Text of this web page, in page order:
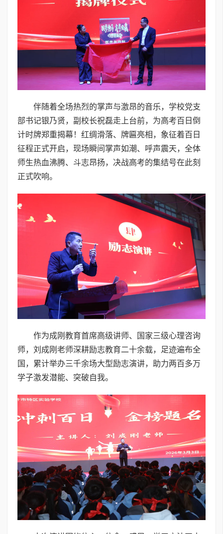
伴随着全场热烈的掌声与激昂的音乐，学校党支
部书记银乃贤，副校长祝磊走上台前，为高考百日倒
计时牌郑重揭幕！红绸滑落、牌匾亮相，象征着百日
征程正式开启，现场瞬间掌声如潮、呼声震天，全体
师生热血沸腾、斗志昂扬，决战高考的集结号在此刻
正式吹响。
作为成刚教育首席高级讲师、国家三级心理咨询
师，刘成刚老师深耕励志教育二十余载，足迹遍布全
国，累计举办三千余场大型励志演讲，助力两百多万
学子激发潜能、突破自我。